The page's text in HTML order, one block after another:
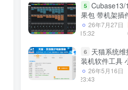
5 Cubase13/
果包 带机架插
声卡调试好效
26年7月27日
15:32
6
天猫系统
装机软件工具
完全一键安装
装机软件 一键
26年5月16日
23:43